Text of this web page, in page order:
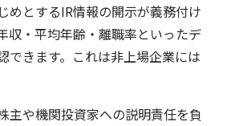
めとするIR情報の開示が義務付け
収・平均年齢・離職率といったデ
できます。これは非上場企業には
主や機関投資家への説明責任を負